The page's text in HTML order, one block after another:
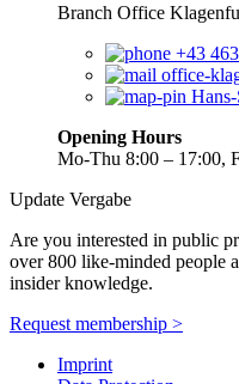
Branch Office
+43
office-
Opening Hours
Mo-Thu 8:00 – 17:00,
Update Vergabe
Are you interested in public
over 800 like-minded people
insider knowledge.
Request membership >
Imprint